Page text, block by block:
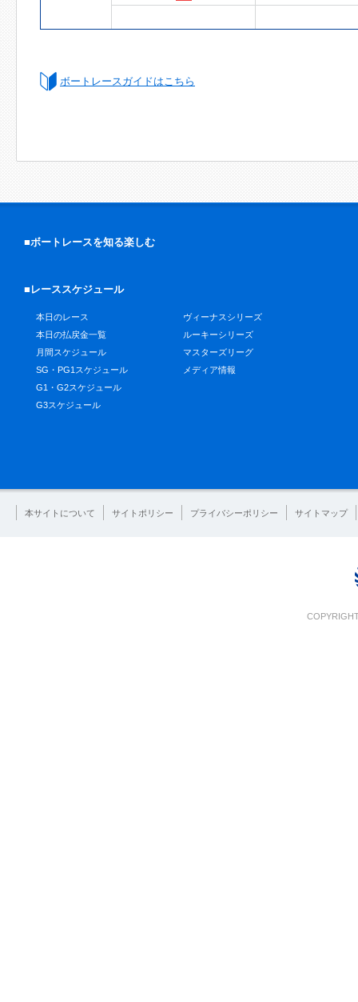
ボートレースガイドはこちら
■ボートレースを知る楽しむ
■レーススケジュール
本日のレース
本日の払戻金一覧
月間スケジュール
SG・PG1スケジュール
G1・G2スケジュール
G3スケジュール
ヴィーナスシリーズ
ルーキーシリーズ
マスターズリーグ
メディア情報
本サイトについて サイトポリシー プライバシーポリシー サイトマップ